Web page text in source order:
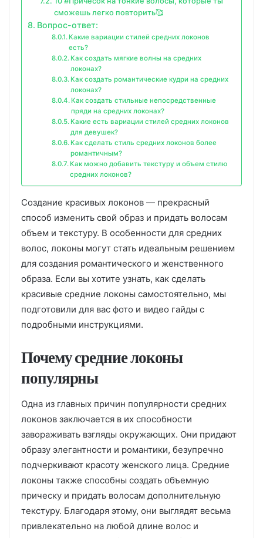
сможешь легко повторить🥰
Вопрос-ответ:
Какие вариации стилей средних локонов
есть?
Как создать мягкие волны на средних
локонах?
Как создать романтические кудри на средних
локонах?
Как создать стильные непосредственные
пряди на средних локонах?
Какие есть вариации стилей средних локонов
для девушек?
Как сделать стиль средних локонов более
романтичным?
Как можно добавить текстуру и объем стилю
средних локонов?
Создание красивых локонов — прекрасный
способ изменить свой образ и придать волосам
объем и текстуру. В особенности для средних
волос, локоны могут стать идеальным решением
для создания романтического и женственного
образа. Если вы хотите узнать, как сделать
красивые средние локоны самостоятельно, мы
подготовили для вас фото и видео гайды с
подробными инструкциями.
Почему средние локоны
популярны
Одна из главных причин популярности средних
локонов заключается в их способности
завораживать взгляды окружающих. Они придают
образу элегантности и романтики, безупречно
подчеркивают красоту женского лица. Средние
локоны также способны создать объемную
прическу и придать волосам дополнительную
текстуру. Благодаря этому, они выглядят весьма
привлекательно на любой длине волос и